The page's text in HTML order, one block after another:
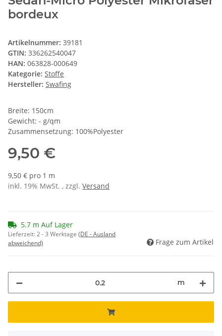
bordeux
Artikelnummer: 39181
GTIN: 336262540047
HAN: 063828-000649
Kategorie: Stoffe
Hersteller: Swafing
Breite: 150cm
Gewicht: - g/qm
Zusammensetzung: 100%Polyester
9,50 €
9,50 € pro 1 m
inkl. 19% MwSt. , zzgl. Versand
5.7 m Auf Lager
Lieferzeit:2 - 3 Werktage (DE - Ausland
abweichend)
Frage zum Artikel
m